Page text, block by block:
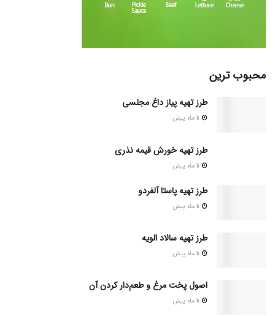
محبوب ترین
طرز تهیه پیاز داغ مجلسی
طرز تهیه خورش قیمه نذری
طرز تهیه پاستا آلفردو
طرز تهیه سالاد الویه
اصول پخت مرغ و طعم‌دار کردن آن